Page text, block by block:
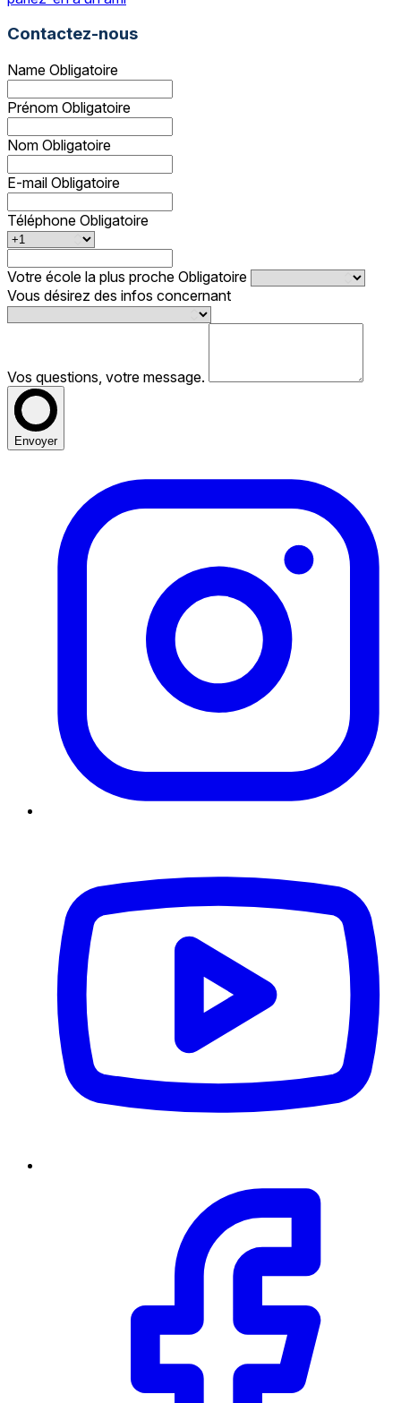
Contactez-nous
Name Obligatoire
Prénom Obligatoire
Nom Obligatoire
E-mail Obligatoire
Téléphone Obligatoire
Votre école la plus proche Obligatoire
Vous désirez des infos concernant
Vos questions, votre message.
Envoyer